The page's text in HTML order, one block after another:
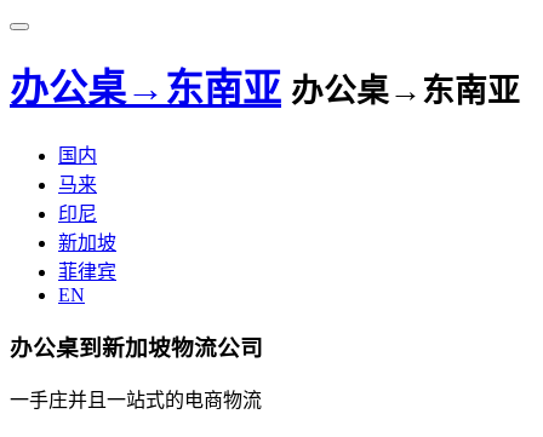
办公桌→东南亚 办公桌→东南亚
国内
马来
印尼
新加坡
菲律宾
EN
办公桌到新加坡物流公司
一手庄并且一站式的电商物流